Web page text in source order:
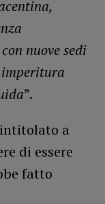
nuove sedi
”.
a
di essere
fatto